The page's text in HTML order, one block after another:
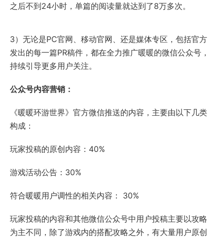
之后不到24小时，单篇的阅读量就达到了8万多次。
3）无论是PC官网、移动官网、还是媒体专区，包括官方
发出的每一篇PR稿件，都在全力推广暖暖的微信公众号，
持续引导更多用户关注。
公众号内容营销：
《暖暖环游世界》官方微信推送的内容，主要由以下几类
构成：
玩家投稿的原创内容：40%
游戏活动公告：30%
符合暖暖用户调性的相关内容： 30%
玩家投稿的内容和其他微信公众号中用户投稿主要以攻略
为主不同，除了游戏内的搭配攻略之外，有大量用户原创